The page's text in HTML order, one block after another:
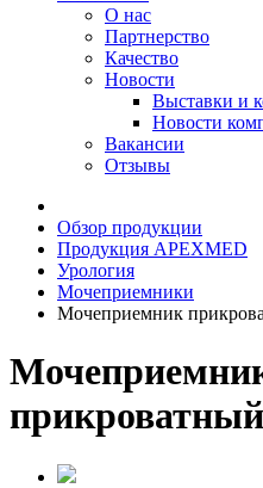
О нас
Партнерство
Качество
Новости
Выставки и
Новости
Вакансии
Отзывы
Обзор продукции
Продукция APEXMED
Урология
Мочеприемники
Мочеприемник
прикроватный